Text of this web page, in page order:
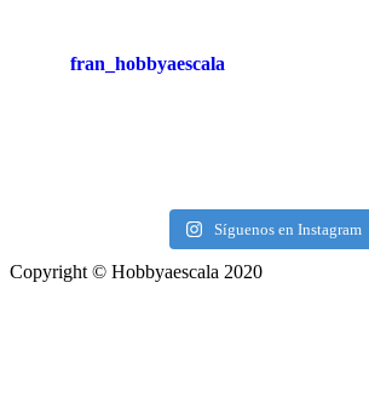
fran_hobbyaescala
Síguenos en Instagram
Copyright © Hobbyaescala 2020